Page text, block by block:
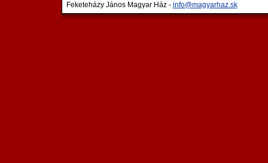
Feketeházy János Magyar Ház - info@magyarhaz.sk